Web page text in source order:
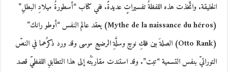
الخليقة. واتّخذت هذه اللفظةُ تفسيراتٍ عديدةً. ففي كتاب “أسطورةُ ميلادِ البطلِ”
(Mythe de la naissance du héros) يعقد عالم النفس “أوطو رانك”
(Otto Rank) الصلةَ بين فلكِ نوحٍ وسلَّةِ الرضيعِ موسى وقد ورد ذكرُهما في النصّ
التوراتيّ بنفس التسمية “تبت”. وقد استندت مقاربَتُه إلى هذا التطابقِ اللفظيّ قصد